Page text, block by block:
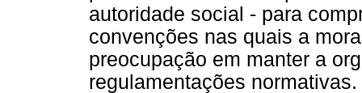
autoridade social - para
convenções nas quais a
preocupação em manter a
regulamentações